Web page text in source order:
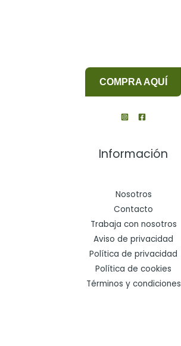
COMPRA AQUÍ
Información
Nosotros
Contacto
Trabaja con nosotros
Aviso de privacidad
Política de privacidad
Política de cookies
Términos y condiciones